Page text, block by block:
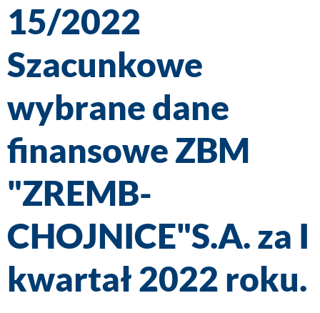
15/2022
Szacunkowe
wybrane dane
finansowe ZBM
"ZREMB-
CHOJNICE"S.A. za I
kwartał 2022 roku.